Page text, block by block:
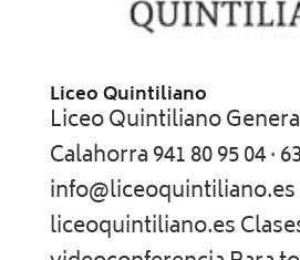
Liceo Quintiliano
Liceo Quintiliano
Calahorra 941 80 95 04 ·
info@liceoquintiliano.es
liceoquintiliano.es